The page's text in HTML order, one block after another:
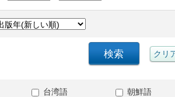
台湾語 朝鮮語